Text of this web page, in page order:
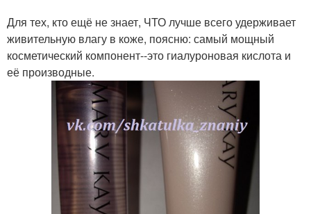
Для тех, кто ещё не знает, ЧТО лучше всего удерживает
живительную влагу в коже, поясню: самый мощный
косметический компонент--это гиалуроновая кислота и
её производные.